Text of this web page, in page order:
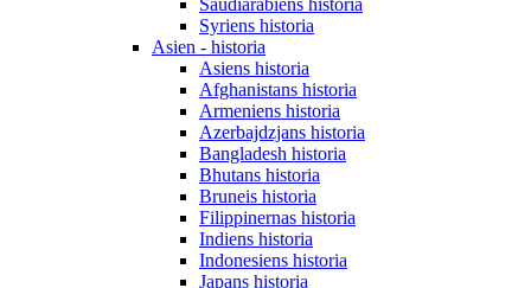
Saudiarabiens historia
Syriens historia
Asien - historia
Asiens historia
Afghanistans historia
Armeniens historia
Azerbajdzjans historia
Bangladesh historia
Bhutans historia
Bruneis historia
Filippinernas historia
Indiens historia
Indonesiens historia
Japans historia